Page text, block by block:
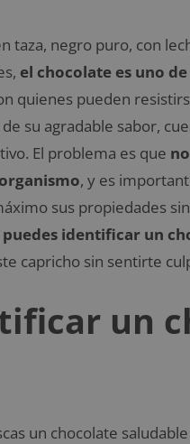
taza, negro puro, con
el chocolate es uno
quienes pueden
su agradable sabor,
El problema es que
, y es
sus propiedades
identificar un
capricho sin sentirte
un
un chocolate